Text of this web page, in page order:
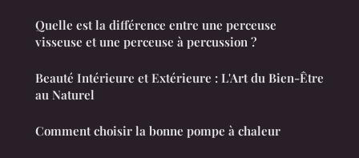
Quelle est la différence entre une perceuse
visseuse et une perceuse à percussion ?
Beauté Intérieure et Extérieure : L'Art du Bien-Être
au Naturel
Comment choisir la bonne pompe à chaleur